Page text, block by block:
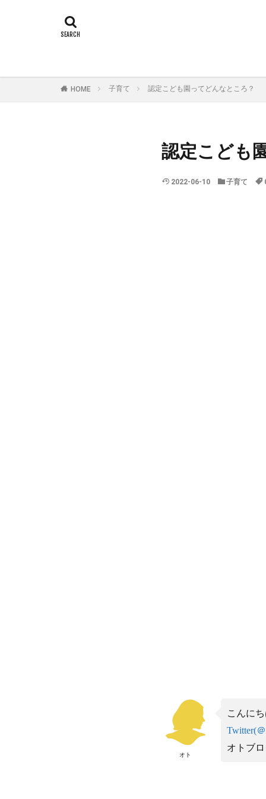
HOME 子育て 認定こども園ってどんなところ？
認定こども
2022-06-10 子育て
オト
こんに
Twitter(
オトブ